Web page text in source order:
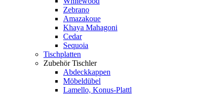
Zebrano
Amazakoue
Khaya Mahagoni
Cedar
Sequoia
Tischplatten
Zubehör Tischler
Abdeckkappen
Möbeldübel
Lamello, Konus-Plattl